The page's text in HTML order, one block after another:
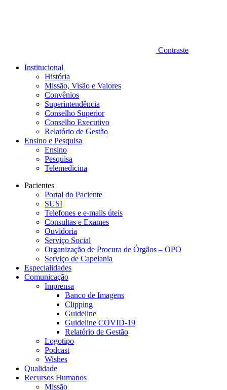
Contraste
Institucional
História
Missão, Visão e Valores
Convênios
Superintendência
Conselho Superior
Conselho Executivo
Relatório de Gestão
Ensino e Pesquisa
Ensino
Pesquisa
Telemedicina
Pacientes
Portal do Paciente
SUSI
Telefones e e-mails úteis
Consultas e Exames
Ouvidoria
Serviço Social
Organização de Procura de Órgãos – OPO
Serviço de Capelania
Especialidades
Comunicação
Imprensa
Banco de Imagens
Clipping
Guideline
Guideline COVID-19
Relatório de Gestão
Logotipo
Podcast
Wishes
Qualidade
Recursos Humanos
Missão